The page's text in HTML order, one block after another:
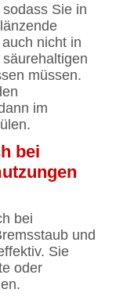
Sie in
nicht in
müssen.
im
bei
bei
und
Sie
oder